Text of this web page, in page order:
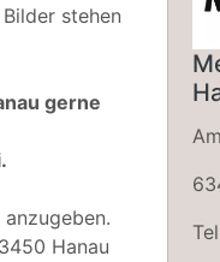
stehen
gerne
anzugeben.
Hanau